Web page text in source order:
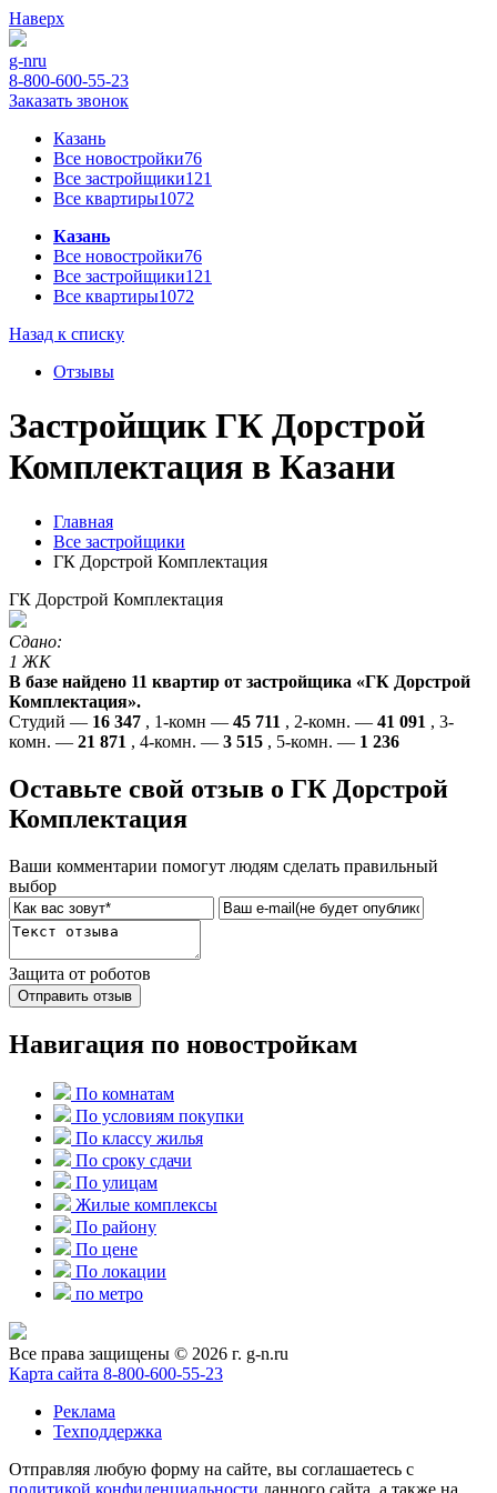
Наверх
g-nru
8-800-600-55-23
Заказать звонок
Казань
Все новостройки76
Все застройщики121
Все квартиры1072
Казань
Все новостройки76
Все застройщики121
Все квартиры1072
Назад к списку
Отзывы
Застройщик ГК Дорстрой
Комплектация в Казани
Главная
Все застройщики
ГК Дорстрой Комплектация
ГК Дорстрой Комплектация
Сдано:
1 ЖК
В базе найдено 11 квартир от застройщика «ГК Дорстрой
Комплектация».
Студий — 16 347 , 1-комн — 45 711 , 2-комн. — 41 091 , 3-
комн. — 21 871 , 4-комн. — 3 515 , 5-комн. — 1 236
Оставьте свой отзыв о ГК Дорстрой
Комплектация
Ваши комментарии помогут людям сделать правильный
выбор
Защита от роботов
Отправить отзыв
Навигация по новостройкам
По комнатам
По условиям покупки
По классу жилья
По сроку сдачи
По улицам
Жилые комплексы
По району
По цене
По локации
по метро
Все права защищены © 2026 г. g-n.ru
Карта сайта 8-800-600-55-23
Реклама
Техподдержка
Отправляя любую форму на сайте, вы соглашаетесь с
политикой конфиденциальности данного сайта, а также на